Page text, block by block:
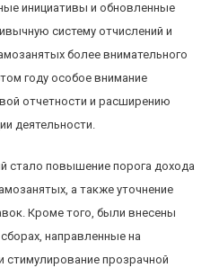
инициативы и обновленные
систему отчислений и
более внимательного
году особое внимание
отчетности и расширению
деятельности.
стало повышение порога дохода
а также уточнение
Кроме того, были внесены
направленные на
стимулирование прозрачной